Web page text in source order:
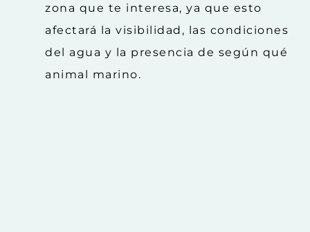
zona que te interesa, ya que esto
afectará la visibilidad, las condiciones
del agua y la presencia de según qué
animal marino.